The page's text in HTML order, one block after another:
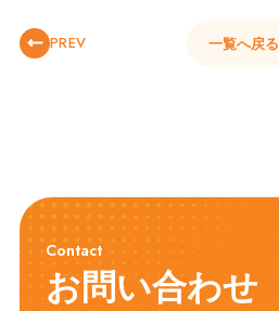
PREV 一覧へ戻る
Contact
お問い合わせ